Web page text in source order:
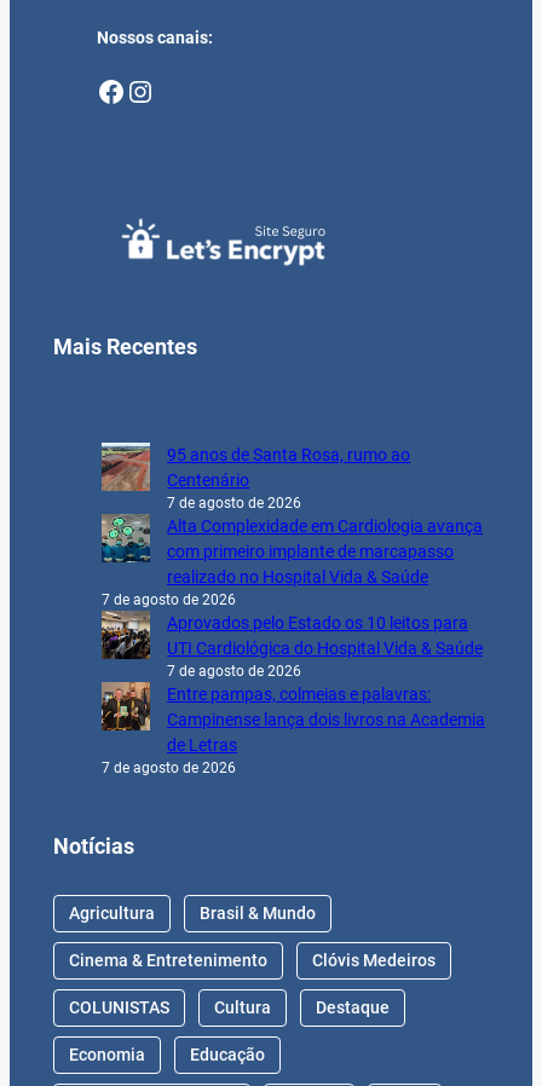
Nossos canais:
Facebook Instagram
Mais Recentes
95 anos de Santa Rosa, rumo ao
Centenário
7 de agosto de 2026
Alta Complexidade em Cardiologia avança
com primeiro implante de marcapasso
realizado no Hospital Vida & Saúde
7 de agosto de 2026
Aprovados pelo Estado os 10 leitos para
UTI Cardiológica do Hospital Vida & Saúde
7 de agosto de 2026
Entre pampas, colmeias e palavras:
Campinense lança dois livros na Academia
de Letras
7 de agosto de 2026
Notícias
Agricultura Brasil & Mundo
Cinema & Entretenimento Clóvis Medeiros
COLUNISTAS Cultura Destaque
Economia Educação